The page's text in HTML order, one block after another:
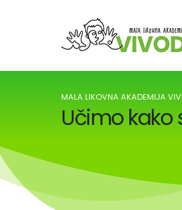
MALA LIKOVNA AKADEMIJA
Učimo kako